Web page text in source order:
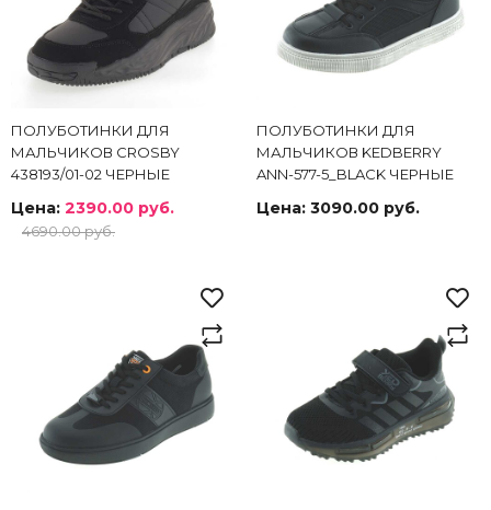
ПОЛУБОТИНКИ ДЛЯ
МАЛЬЧИКОВ CROSBY
438193/01-02 ЧЕРНЫЕ
Цена: 2390.00 руб.
4690.00 руб.
ПОЛУБОТИНКИ ДЛЯ
МАЛЬЧИКОВ KEDBERRY
ANN-577-5_BLACK ЧЕРНЫЕ
Цена: 3090.00 руб.